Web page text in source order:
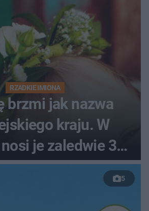
RZADKIE IMIONA
brzmi jak nazwa
kraju. W
je zaledwie 3
kobiety
5